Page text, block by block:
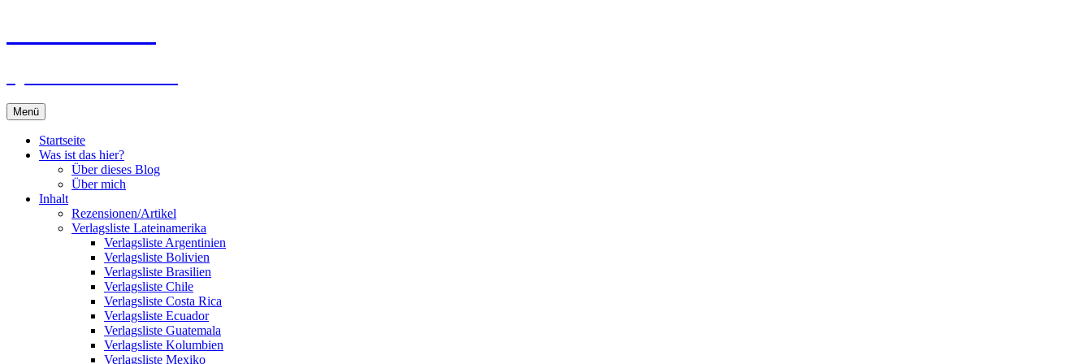
Menü
Startseite
Was ist das hier?
Über dieses Blog
Über mich
Inhalt
Rezensionen/Artikel
Verlagsliste Lateinamerika
Verlagsliste Argentinien
Verlagsliste Bolivien
Verlagsliste Brasilien
Verlagsliste Chile
Verlagsliste Costa Rica
Verlagsliste Ecuador
Verlagsliste Guatemala
Verlagsliste Kolumbien
Verlagsliste Mexiko